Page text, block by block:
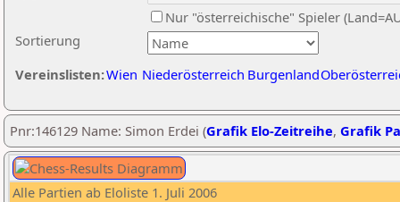
Sortierung
Nur "österreichische" Spieler
Vereinslisten:Wien Niederösterreich Burgenland
Pnr:146129 Name: Simon Erdei (Grafik Elo-Zeitreihe, Grafik
Alle Partien ab Eloliste 1. Juli 2006